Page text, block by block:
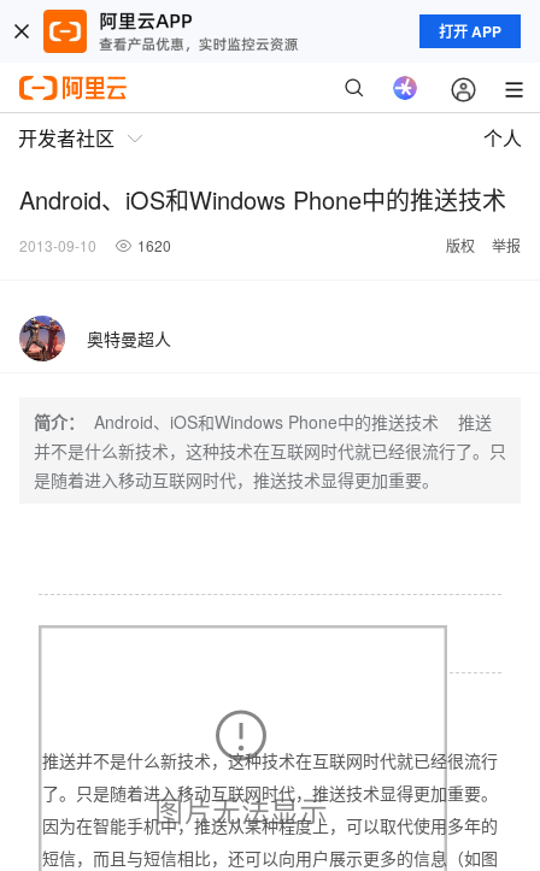
打开 APP
开发者社区 个人
Android、iOS和Windows Phone中的推送技术
2013-09-10 1620 版权 举报
奥特曼超人
简介：
Android、iOS和Windows Phone中的推送技术 推送
并不是什么新技术，这种技术在互联网时代就已经很流行了。只
是随着进入移动互联网时代，推送技术显得更加重要。
推送并不是什么新技术，这种技术在互联网时代就已经很流行
了。只是随着进入移动互联网时代，推送技术显得更加重要。
因为在智能手机中，推送从某种程度上，可以取代使用多年的
短信，而且与短信相比，还可以向用户展示更多的信息（如图